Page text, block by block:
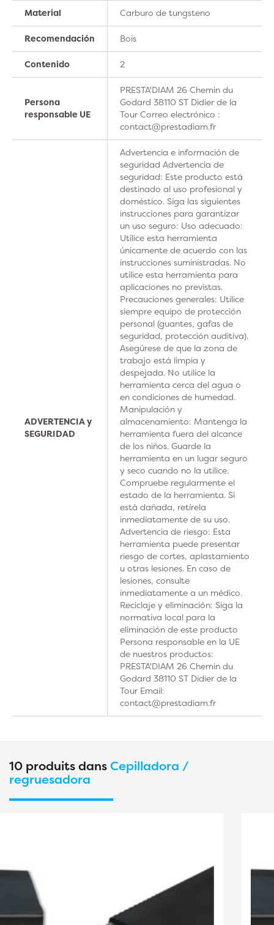
Material Carburo de tungsteno
Recomendación Bois
Contenido 2
Persona
responsable UE
PRESTA'DIAM 26 Chemin du
Godard 38110 ST Didier de la
Tour Correo electrónico :
contact@prestadiam.fr
ADVERTENCIA y
SEGURIDAD
Advertencia e información de
seguridad Advertencia de
seguridad: Este producto está
destinado al uso profesional y
doméstico. Siga las siguientes
instrucciones para garantizar
un uso seguro: Uso adecuado:
Utilice esta herramienta
únicamente de acuerdo con las
instrucciones suministradas. No
utilice esta herramienta para
aplicaciones no previstas.
Precauciones generales: Utilice
siempre equipo de protección
personal (guantes, gafas de
seguridad, protección auditiva).
Asegúrese de que la zona de
trabajo está limpia y
despejada. No utilice la
herramienta cerca del agua o
en condiciones de humedad.
Manipulación y
almacenamiento: Mantenga la
herramienta fuera del alcance
de los niños. Guarde la
herramienta en un lugar seguro
y seco cuando no la utilice.
Compruebe regularmente el
estado de la herramienta. Si
está dañada, retírela
inmediatamente de su uso.
Advertencia de riesgo: Esta
herramienta puede presentar
riesgo de cortes, aplastamiento
u otras lesiones. En caso de
lesiones, consulte
inmediatamente a un médico.
Reciclaje y eliminación: Siga la
normativa local para la
eliminación de este producto
Persona responsable en la UE
de nuestros productos:
PRESTA'DIAM 26 Chemin du
Godard 38110 ST Didier de la
Tour Email:
contact@prestadiam.fr
10 produits dansCepilladora /
regruesadora